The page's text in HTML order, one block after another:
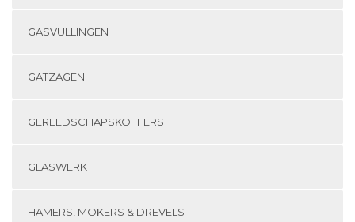
GASVULLINGEN
GATZAGEN
GEREEDSCHAPSKOFFERS
GLASWERK
HAMERS, MOKERS & DREVELS